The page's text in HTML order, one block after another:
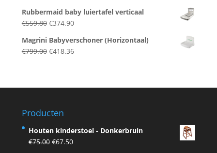
was:
€559.80.
is:
€374.90.
Rubbermaid baby luiertafel verticaal
€559.80 Original
was:
€559.80.
€374.90Current
is:
€374.90.
Magrini Babyverschoner (Horizontaal)
€799.00 Original
€418.36Current
Producten
Houten kinderstoel - Donkerbruin
€75.00 Original
€67.50Current